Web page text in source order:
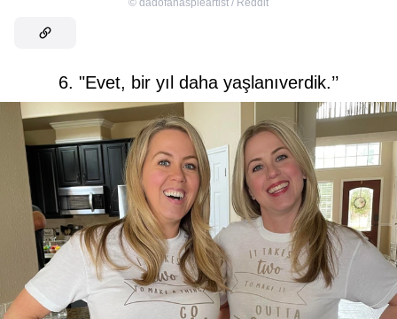
6. "Evet, bir yıl daha yaşlanıverdik.’’